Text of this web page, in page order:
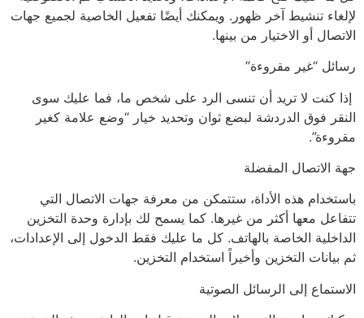
لإلغاء تنشيط آخر ظهور. ويمكنك أيضًا تفعيل الخاصية لجميع جهات
الاتصال أو الاختيار من بينها.
رسائل “غير مقروءة”
إذا كنت لا تريد أن تنسى الرد على شخص ما، فما عليك سوى
النقر فوق الدردشة لبضع ثوان وتحديد خيار “وضع علامة كغير
مقروءة”.
جهة الاتصال المفضلة
باستخدام هذه الأداة، ستتمكن من معرفة جهات الاتصال التي
تتفاعل معها أكثر من غيرها. كما يسمح لك بإدارة وحدة التخزين
الداخلية الخاصة بالهاتف. كل ما عليك فقط الدخول إلى الإعدادات،
ثم بيانات التخزين وأخيراً استخدام التخزين.
الاستماع إلى الرسائل الصوتية